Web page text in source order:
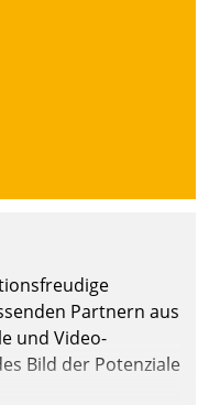
Partnern aus
und Video-
Bild der Potenziale